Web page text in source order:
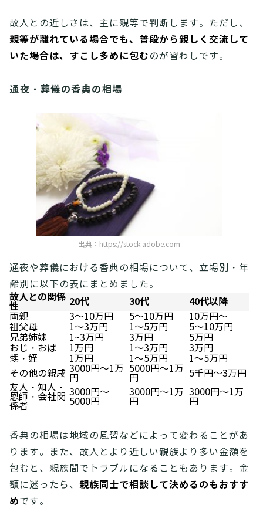
故人との近しさは、主に親等で判断します。ただし、
親等が離れている場合でも、普段から親しく交流して
いた場合は、すこし多めに包む のが習わしです。
通夜・葬儀の香典の相場
出典： https://stock.adobe.com
通夜や葬儀における香典の相場について、立場別・年
齢別に以下の表にまとめました。
故人との関係
性 20代 30代 40代以降
両親 3～10万円 5～10万円
10万円～
祖父母
1～3万円 1～5万円
5～10万円
兄弟姉妹
1~3万円 3万円
5万円
おじ・おば
1万円 1～3万円
3万円
甥・姪
1万円 1～5万円
1～5万円
その他の親戚 3000円～1万
円
5000円～1万
円
5千円～3万円
友人・知人・
恩師・会社関
係者
3000円～
5000円
3000円～1万
円
3000円～1万
円
香典の相場は地域の風習などによって変わることがあ
ります。また、故人とより近しい親族より多い金額を
包むと、親族間でトラブルになることもあります。金
額に迷ったら、 親族同士で相談して決めるのもおすす
めです。